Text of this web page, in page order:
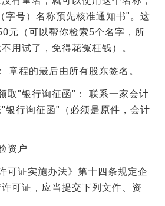
字号）名称预先核准通知书"。这
元（可以帮你检索5个名字，所
用试了，免得花冤枉钱）。
章程的最后由所有股东签名。
取"银行询征函"： 联系一家会计
银行询征函"（必须是原件，会计
资户
可证实施办法》第十四条规定企
可证，应当提交下列文件、资